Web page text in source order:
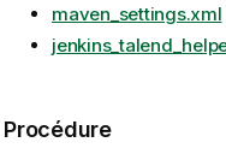
maven_settings.xml
Procédure